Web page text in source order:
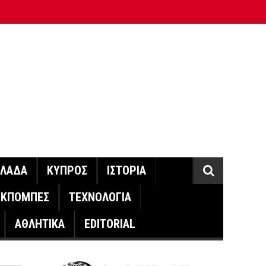
ΚΥΠΡΟΣ
ΙΣΤΟΡΙΑ
ΤΕΧΝΟΛΟΓΙΑ
ΑΘΛΗΤΙΚΑ EDITORIAL